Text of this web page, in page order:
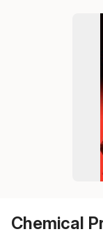
Chemical